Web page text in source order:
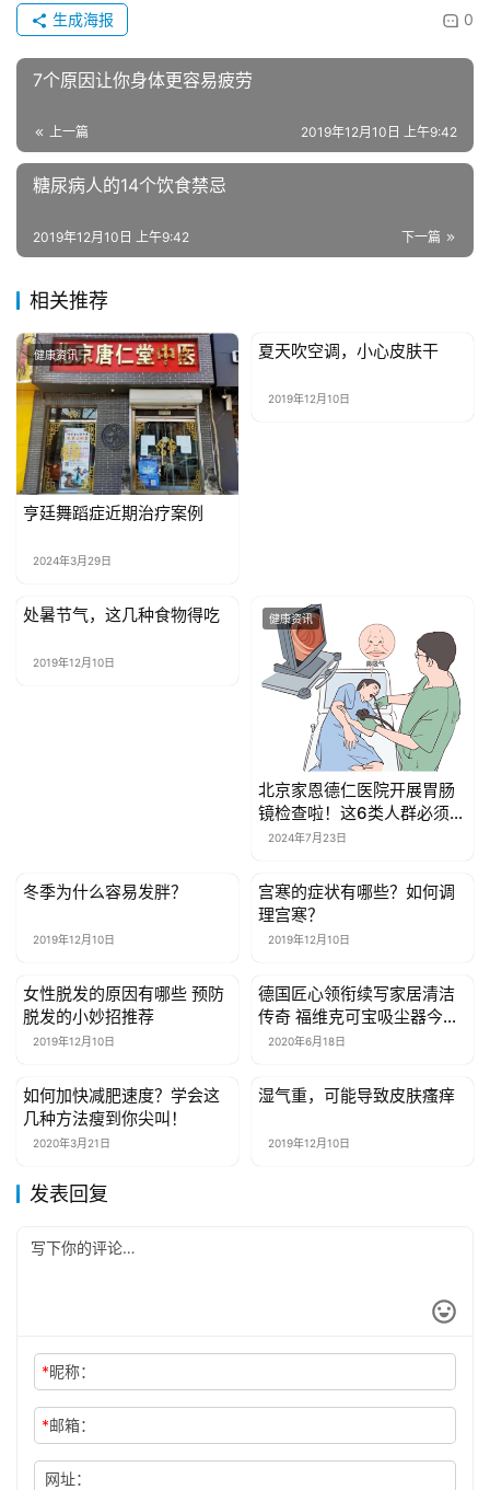
家
具
婴
亲
子
女
时
健
康
资
讯
关
我
联
0
生成海报
7个原因让你身体更容易疲劳
上一篇 2019年12月10日 上午9:42
糖尿病人的14个饮食禁忌
下一篇
2019年12月10日 上午9:42
相关推荐
健康资讯
亨廷舞蹈症近期治疗案例
2024年3月29日
健康资讯
夏天吹空调，小心皮肤干
2019年12月10日
健康资讯
处暑节气，这几种食物得吃
2019年12月10日
健康资讯
北京家恩德仁医院开展胃肠
镜检查啦！这6类人群必须要
做！
2024年7月23日
健康资讯
冬季为什么容易发胖？
2019年12月10日
健康资讯
宫寒的症状有哪些？如何调
理宫寒？
2019年12月10日
健康资讯
女性脱发的原因有哪些 预防
脱发的小妙招推荐
2019年12月10日
健康资讯
德国匠心领衔续写家居清洁
传奇 福维克可宝吸尘器今夏
火爆单品携品牌周年庆与618
2020年6月18日
健康资讯
如何加快减肥速度？学会这
几种方法瘦到你尖叫！
2020年3月21日
健康资讯
湿气重，可能导致皮肤瘙痒
2019年12月10日
发表回复
*昵称：
*邮箱：
网址：